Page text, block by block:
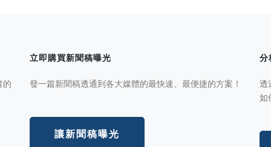
的
立即購買新聞稿曝光
發一篇新聞稿透通到各大媒體的最快速、最便捷的方案！
讓新聞稿曝光
分
透
如